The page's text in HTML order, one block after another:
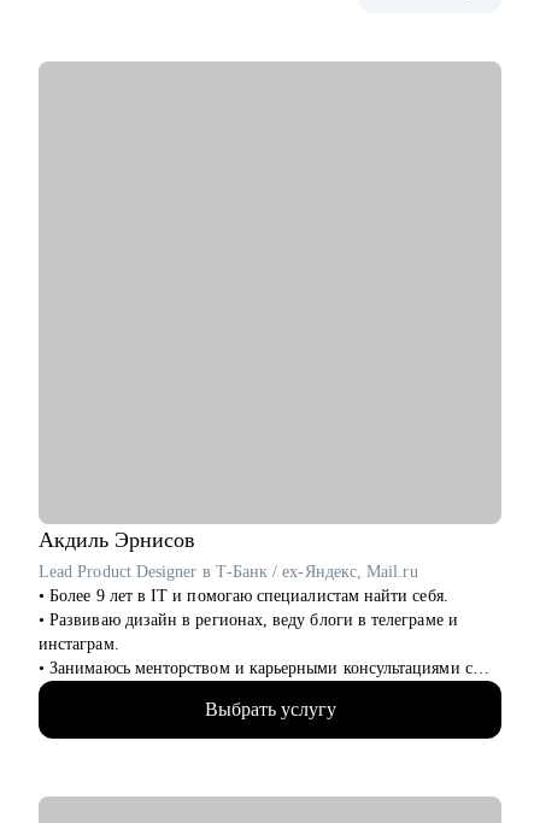
Акдиль Эрнисов
Lead Product Designer в Т-Банк / ex-Яндекс, Mail.ru
• Более 9 лет в IT и помогаю специалистам найти себя.
• Развиваю дизайн в регионах, веду блоги в телеграме и
инстаграм.
• Занимаюсь менторством и карьерными консультациями с
2021 года и помог многим найти себя.
• Отсмотрел >1 000 портфолио
• Изучил 300+ резюме, 100+ интервью с наймом
Выбрать услугу